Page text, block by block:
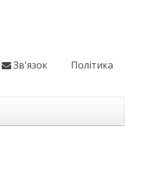
Зв'язок Політика